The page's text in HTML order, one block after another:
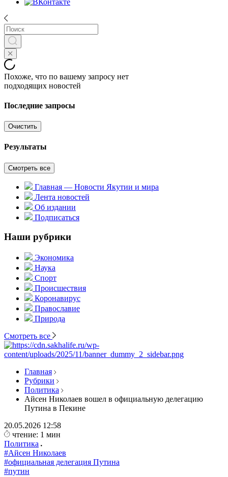
Похоже, что по вашему запросу нет
подходящих новостей
Последние запросы
Очистить
Результаты
Смотреть все
Главная — Новости Якутии и мира
Лента новостей
Об издании
Подписаться
Наши рубрики
Экономика
Наука
Спорт
Происшествия
Коронавирус
Православие
Природа
Смотреть все
Главная
Рубрики
Политика
Айсен Николаев вошел в официальную делегацию
Путина в Пекине
20.05.2026 12:58
чтение: 1 мин
Политика
#Айсен Николаев
#официальная делегация Путина
#путин